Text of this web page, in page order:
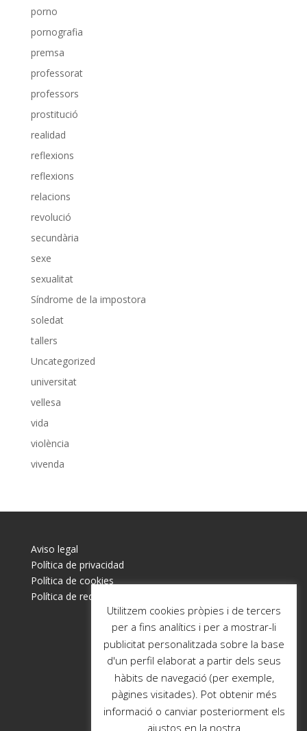
porno
pornografia
premsa
professorat
professors
prostitució
realidad
reflexions
reflexions
relacions
revolució
secundària
sexe
sexualitat
Síndrome de la impostora
soledat
tallers
Uncategorized
universitat
vellesa
vida
violència
vivenda
Aviso legal
Política de privacidad
Política de cookies
Política de redes sociales
Utilitzem cookies pròpies i de tercers
per a fins analítics i per a mostrar-li
publicitat personalitzada sobre la base
d'un perfil elaborat a partir dels seus
hàbits de navegació (per exemple,
pàgines visitades). Pot obtenir més
informació o canviar posteriorment els
ajustos en la nostra